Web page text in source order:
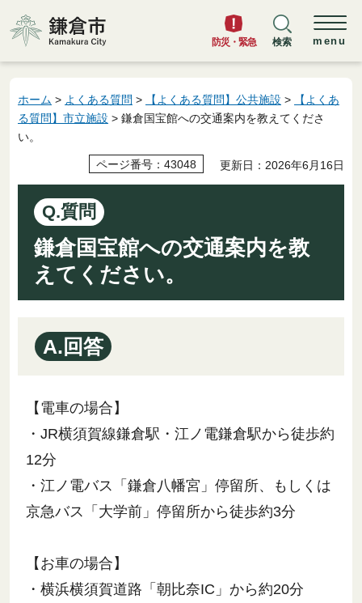
鎌倉市
防災・緊急 検索 menu
ホーム > よくある質問 > 【よくある質問】公共施設 >
【よくあ
る質問】市立施設 > 鎌倉国宝館への交通案内を教えてくださ
い。
ページ番号：43048 更新日：2026年6月16日
Q.質問
鎌倉国宝館への交通案内を教
えてください。
A.回答
【電車の場合】
・JR横須賀線鎌倉駅・江ノ電鎌倉駅から徒歩約
12分
・江ノ電バス「鎌倉八幡宮」停留所、もしくは
京急バス「大学前」停留所から徒歩約3分
【お車の場合】
・横浜横須賀道路「朝比奈IC」から約20分